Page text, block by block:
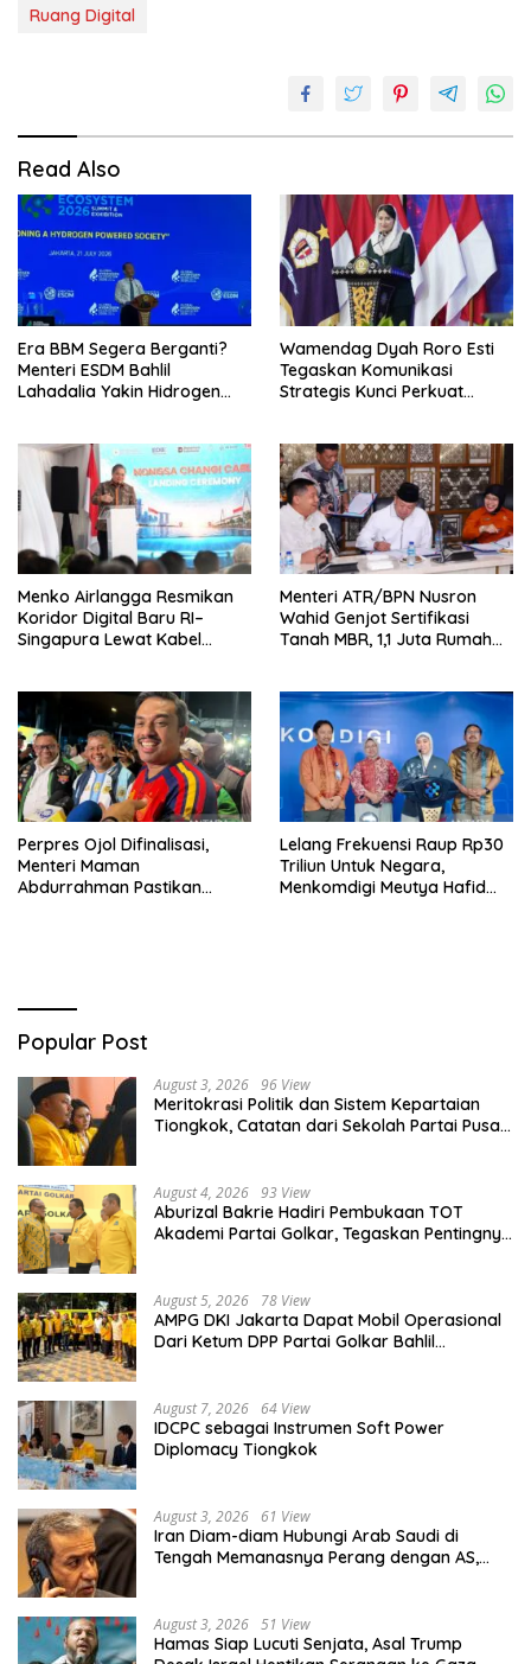
Ruang Digital
Read Also
Era BBM Segera Berganti?
Menteri ESDM Bahlil
Lahadalia Yakin Hidrogen
Wamendag Dyah Roro Esti
Tegaskan Komunikasi
Strategis Kunci Perkuat
Menko Airlangga Resmikan
Koridor Digital Baru RI–
Singapura Lewat Kabel
Menteri ATR/BPN Nusron
Wahid Genjot Sertifikasi
Tanah MBR, 1,1 Juta Rumah
Perpres Ojol Difinalisasi,
Menteri Maman
Abdurrahman Pastikan
Lelang Frekuensi Raup Rp30
Triliun Untuk Negara,
Menkomdigi Meutya Hafid
Popular Post
August 3, 2026 96 View
Meritokrasi Politik dan Sistem Kepartaian
Tiongkok, Catatan dari Sekolah Partai Pusat
August 4, 2026 93 View
Aburizal Bakrie Hadiri Pembukaan TOT
Akademi Partai Golkar, Tegaskan Pentingnya
August 5, 2026 78 View
AMPG DKI Jakarta Dapat Mobil Operasional
Dari Ketum DPP Partai Golkar Bahlil
August 7, 2026 64 View
IDCPC sebagai Instrumen Soft Power
Diplomacy Tiongkok
August 3, 2026 61 View
Iran Diam-diam Hubungi Arab Saudi di
Tengah Memanasnya Perang dengan AS,
August 3, 2026 51 View
Hamas Siap Lucuti Senjata, Asal Trump